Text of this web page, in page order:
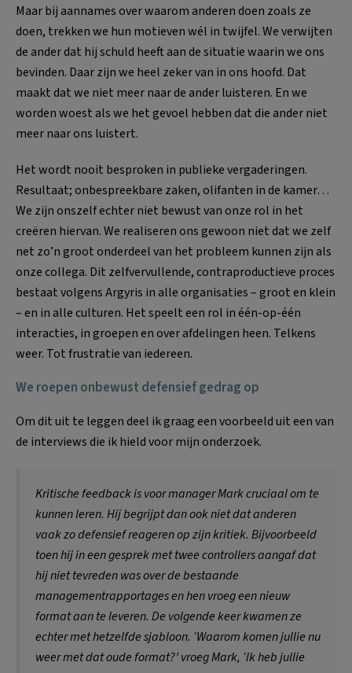
Maar bij aannames over waarom anderen doen zoals ze
doen, trekken we hun motieven wél in twijfel. We verwijten
de ander dat hij schuld heeft aan de situatie waarin we ons
bevinden. Daar zijn we heel zeker van in ons hoofd. Dat
maakt dat we niet meer naar de ander luisteren. En we
worden woest als we het gevoel hebben dat die ander niet
meer naar ons luistert.
Het wordt nooit besproken in publieke vergaderingen.
Resultaat; onbespreekbare zaken, olifanten in de kamer…
We zijn onszelf echter niet bewust van onze rol in het
creëren hiervan. We realiseren ons gewoon niet dat we zelf
net zo’n groot onderdeel van het probleem kunnen zijn als
onze collega. Dit zelfvervullende, contraproductieve proces
bestaat volgens Argyris in alle organisaties – groot en klein
– en in alle culturen. Het speelt een rol in één-op-één
interacties, in groepen en over afdelingen heen. Telkens
weer. Tot frustratie van iedereen.
We roepen onbewust defensief gedrag op
Om dit uit te leggen deel ik graag een voorbeeld uit een van
de interviews die ik hield voor mijn onderzoek.
Kritische feedback is voor manager Mark cruciaal om te
kunnen leren. Hij begrijpt dan ook niet dat anderen
vaak zo defensief reageren op zijn kritiek. Bijvoorbeeld
toen hij in een gesprek met twee controllers aangaf dat
hij niet tevreden was over de bestaande
managementrapportages en hen vroeg een nieuw
format aan te leveren. De volgende keer kwamen ze
echter met hetzelfde sjabloon. ‘Waarom komen jullie nu
weer met dat oude format?’ vroeg Mark, ‘Ik heb jullie